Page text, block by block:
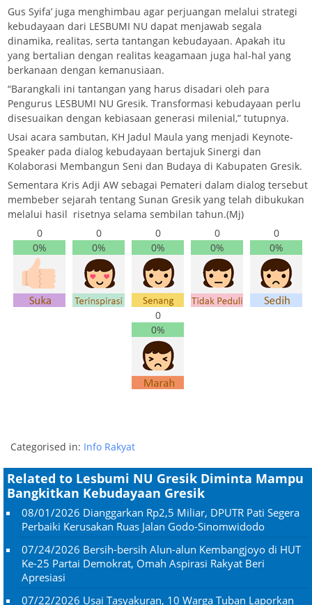
Gus Syifa’ juga menghimbau agar perjuangan melalui strategi
kebudayaan dari LESBUMI NU dapat menjawab segala
dinamika, realitas, serta tantangan kebudayaan. Apakah itu
yang bertalian dengan realitas keagamaan juga hal-hal yang
berkanaan dengan kemanusiaan.
“Barangkali ini tantangan yang harus disadari oleh para
Pengurus LESBUMI NU Gresik. Transformasi kebudayaan perlu
disesuaikan dengan kebiasaan generasi milenial,” tutupnya.
Usai acara sambutan, KH Jadul Maula yang menjadi Keynote-
Speaker pada dialog kebudayaan bertajuk Sinergi dan
Kolaborasi Membangun Seni dan Budaya di Kabupaten Gresik.
Sementara Kris Adji AW sebagai Pemateri dalam dialog tersebut
membeber sejarah tentang Sunan Gresik yang telah dibukukan
melalui hasil risetnya selama sembilan tahun.(Mj)
0
0%
0
0%
0
0%
0
0%
0
0%
0
0%
Categorised in: Info Rakyat
Related to Lesbumi NU Gresik Diminta Mampu
Bangkitkan Kebudayaan Gresik
08/01/2026 Dianggarkan Rp2,5 Miliar, DPUTR Pati Segera
Perbaiki Kerusakan Ruas Jalan Godo-Sinomwidodo
07/24/2026 Bersih-bersih Alun-alun Kembangjoyo di HUT
Ke-25 Partai Demokrat, Omah Aspirasi Rakyat Beri
Apresiasi
07/22/2026 Usai Tasyakuran, 10 Warga Tuban Laporkan